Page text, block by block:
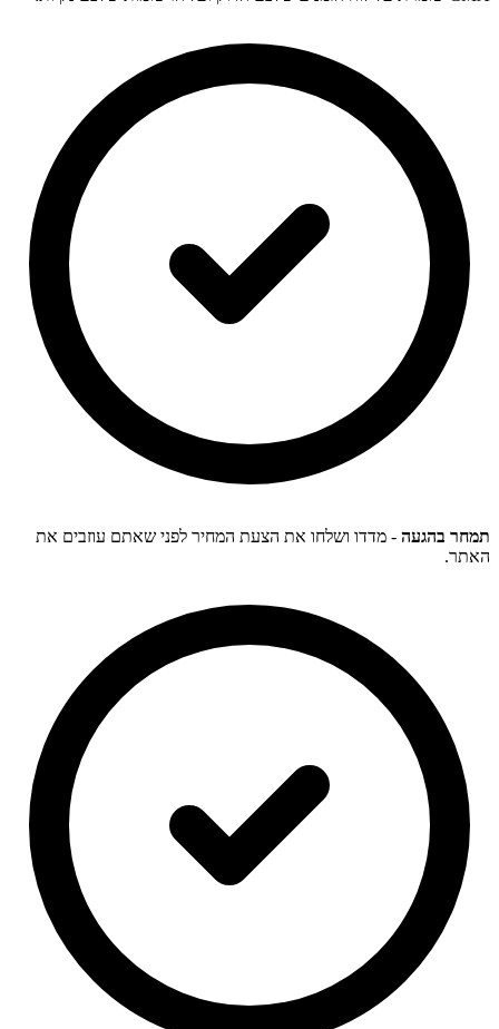
תמחר בהגעה - מדדו ושלחו את הצעת המחיר לפני שאתם עוזבים את
האתר.